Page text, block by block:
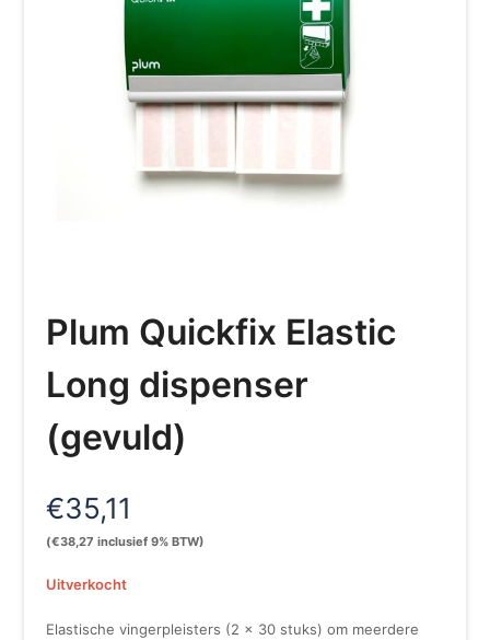
Plum Quickfix Elastic
Long dispenser
(gevuld)
€35,11
(€38,27 inclusief 9% BTW)
Uitverkocht
Elastische vingerpleisters (2 x 30 stuks) om meerdere